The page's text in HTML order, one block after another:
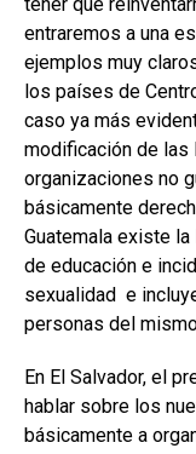
tener que
entraremos a una
ejemplos muy
los países de
caso ya más
modificación de las
organizaciones no
básicamente
Guatemala existe
de educación e
sexualidad e
personas del
En El Salvador, el
hablar sobre los
básicamente a